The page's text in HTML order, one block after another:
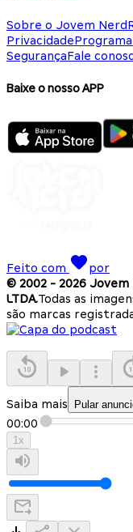
Sobre o Jovem Nerd
Privacidade
SegurançaFale
Baixe o nosso APP
Feito com
por
© 2002 - 2026 Jovem
LTDA.Todas as
são marcas
Saiba mais Pular
00:00
1x